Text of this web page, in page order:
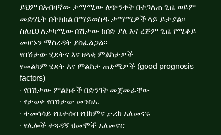
ይህም በአብዛኛው ታማሚው ለጭንቀት በተጋለጠ ጊዜ ወይም
መድሃኒት በትክክል በማይወስዱ ታማሚዎች ላይ ይታያል፡፡
ስለዚህ ለታካሚው በሽታው ከበድ ያለ እና ረጅም ጊዜ የሚቆይ
መሆኑን ማስረዳት ያስፈልጋል፡፡
የበሽታው ሂደትና እና ዘላቂ ምልከታዎች
የመልካም ሂደት እና ምልከታ ጠቋሚዎች (good prognosis
factors)
∙ የበሽታው ምልክቶች በድንገት መጀመራቸው
∙ የታወቀ የበሽታው መንስኤ
∙ ተመሳሳይ የቤተሰብ የህክምና ታሪክ አለመኖሩ
∙ የሌሎች ተጓዳኝ ህመሞች አለመኖር